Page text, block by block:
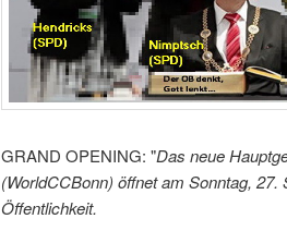
GRAND OPENING: "Das neue
(WorldCCBonn) öffnet am Sonntag,
Öffentlichkeit.